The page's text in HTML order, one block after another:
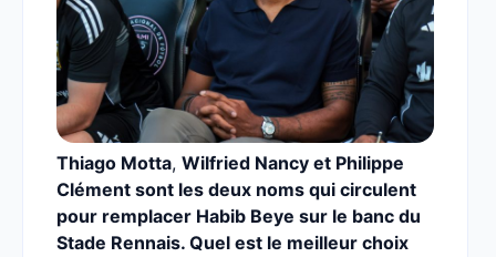
Thiago Motta, Wilfried Nancy et Philippe
Clément sont les deux noms qui circulent
pour remplacer Habib Beye sur le banc du
Stade Rennais. Quel est le meilleur choix